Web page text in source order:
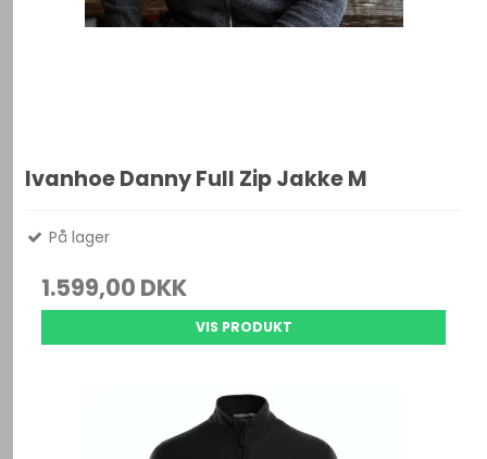
Ivanhoe Danny Full Zip Jakke M
På lager
1.599,00 DKK
VIS PRODUKT